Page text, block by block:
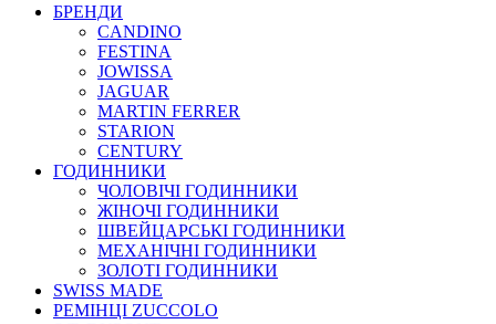
БРЕНДИ
CANDINO
FESTINA
JOWISSA
JAGUAR
MARTIN FERRER
STARION
CENTURY
ГОДИННИКИ
ЧОЛОВІЧІ ГОДИННИКИ
ЖІНОЧІ ГОДИННИКИ
ШВЕЙЦАРСЬКІ ГОДИННИКИ
МЕХАНІЧНІ ГОДИННИКИ
ЗОЛОТІ ГОДИННИКИ
SWISS MADE
РЕМІНЦІ ZUCCOLO